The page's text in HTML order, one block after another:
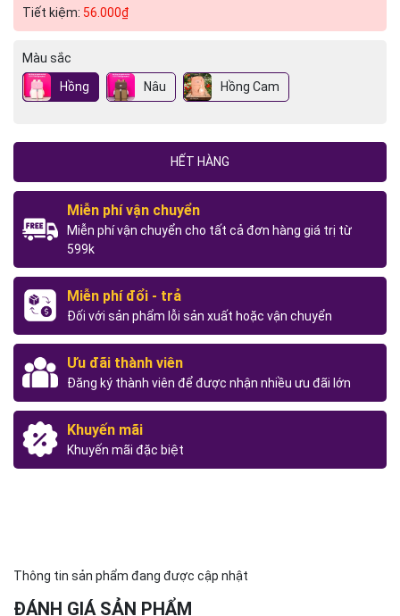
Tiết kiệm: 56.000₫
Màu sắc
Hồng
Nâu Hồng Cam
HẾT HÀNG
Miễn phí vận chuyển
Miễn phí vận chuyển cho tất cả đơn hàng giá trị từ
599k
Miễn phí đổi - trả
Đối với sản phẩm lỗi sản xuất hoặc vận chuyển
Ưu đãi thành viên
Đăng ký thành viên để được nhận nhiều ưu đãi lớn
Khuyến mãi
Khuyến mãi đặc biệt
Thông tin sản phẩm đang được cập nhật
ĐÁNH GIÁ SẢN PHẨM